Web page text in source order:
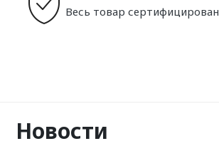
Весь товар сертифицирован
Новости